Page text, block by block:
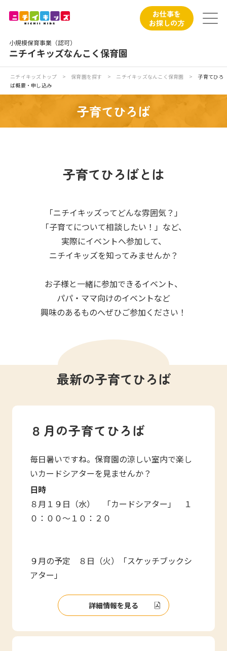
小規模保育事業（認可）
ニチイキッズなんこく保育園
お仕事を
お探しの方
ニチイが大切にしていること
写真販売サービス
お仕事をお探しの方
よくあるご質問
保育園に関するお問い合わせ
プライバシーポリシー サイトのご利用について
サイトマップ ニチイ学館オフィシャルサイト
ニチイキッズトップ > 保育園を探す > ニチイキッズなんこく保育園 >
子育てひろ
ば概要・申し込み
子育てひろば
子育てひろばとは
「ニチイキッズってどんな雰囲気？」
「子育てについて相談したい！」など、
実際にイベントへ参加して、
ニチイキッズを知ってみませんか？
お子様と一緒に参加できるイベント、
パパ・ママ向けのイベントなど
興味のあるものへぜひご参加ください！
最新の子育てひろば
８月の子育てひろば
毎日暑いですね。保育園の涼しい室内で楽し
いカードシアターを見ませんか？
日時
８月１９日（水） 「カードシアター」 １
０：００～１０：２０
９月の予定 ８日（火）「スケッチブックシ
アター」
詳細情報を見る